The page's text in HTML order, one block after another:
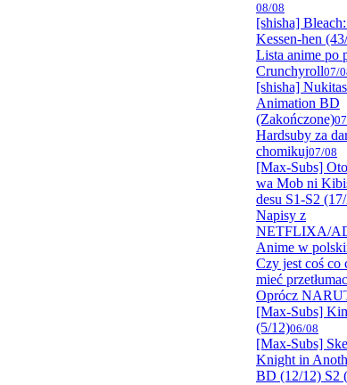
08/08
[shisha]
Kessen-hen
Lista anime po
Crunchyroll07/
[shisha]
Animation BD
(Zakończone)
Hardsuby za
chomikuj07/08
[Max-Subs]
wa Mob ni
desu S1-S2
Napisy z
NETFLIXA/
Anime w
Czy jest coś co
mieć
Oprócz
[Max-Subs]
(5/12)06/08
[Max-Subs]
Knight in
BD (12/12) S2